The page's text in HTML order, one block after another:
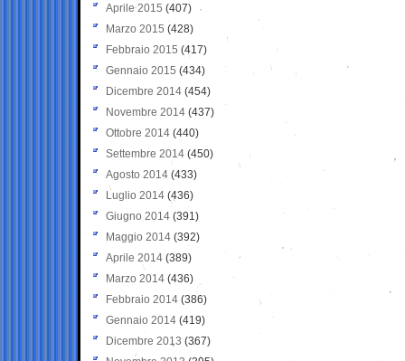
Aprile 2015 (407)
Marzo 2015 (428)
Febbraio 2015 (417)
Gennaio 2015 (434)
Dicembre 2014 (454)
Novembre 2014 (437)
Ottobre 2014 (440)
Settembre 2014 (450)
Agosto 2014 (433)
Luglio 2014 (436)
Giugno 2014 (391)
Maggio 2014 (392)
Aprile 2014 (389)
Marzo 2014 (436)
Febbraio 2014 (386)
Gennaio 2014 (419)
Dicembre 2013 (367)